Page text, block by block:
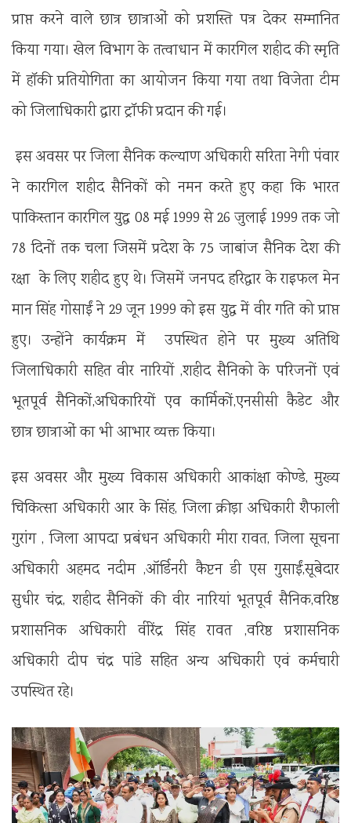
प्राप्त करने वाले छात्र छात्राओं को प्रशस्ति पत्र देकर सम्मानित
किया गया। खेल विभाग के तत्वाधान में कारगिल शहीद की स्मृति
में हॉकी प्रतियोगिता का आयोजन किया गया तथा विजेता टीम
को जिलाधिकारी द्वारा ट्रॉफी प्रदान की गई।
इस अवसर पर जिला सैनिक कल्याण अधिकारी सरिता नेगी पंवार
ने कारगिल शहीद सैनिकों को नमन करते हुए कहा कि भारत
पाकिस्तान कारगिल युद्ध 08 मई 1999 से 26 जुलाई 1999 तक जो
78 दिनों तक चला जिसमें प्रदेश के 75 जाबांज सैनिक देश की
रक्षा के लिए शहीद हुए थे। जिसमें जनपद हरिद्वार के राइफल मेन
मान सिंह गोसाईं ने 29 जून 1999 को इस युद्ध में वीर गति को प्राप्त
हुए। उन्होंने कार्यक्रम में उपस्थित होने पर मुख्य अतिथि
जिलाधिकारी सहित वीर नारियों ,शहीद सैनिको के परिजनों एवं
भूतपूर्व सैनिकों,अधिकारियों एव कार्मिकों,एनसीसी कैडेट और
छात्र छात्राओं का भी आभार व्यक्त किया।
इस अवसर और मुख्य विकास अधिकारी आकांक्षा कोण्डे, मुख्य
चिकित्सा अधिकारी आर के सिंह, जिला क्रीड़ा अधिकारी शैफाली
गुरांग , जिला आपदा प्रबंधन अधिकारी मीरा रावत, जिला सूचना
अधिकारी अहमद नदीम ,ऑर्डिनरी कैप्टन डी एस गुसाईं,सूबेदार
सुधीर चंद्र, शहीद सैनिकों की वीर नारियां भूतपूर्व सैनिक,वरिष्ठ
प्रशासनिक अधिकारी वीरेंद्र सिंह रावत ,वरिष्ठ प्रशासनिक
अधिकारी दीप चंद्र पांडे सहित अन्य अधिकारी एवं कर्मचारी
उपस्थित रहे।